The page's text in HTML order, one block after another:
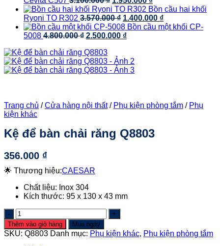
3.580.000 ₫.là:
2.506.000 ₫.
gốc
là:
3.100.000 ₫.
hiện
tại
là:
Bồn cầu hai khối
Ryoni TO R302 3.570.000₫ Giá
gốc
là:
1.400.000 ₫Giá
hiện
Bồn cầu một khối CP-
5008 4.800.000₫ Giá
là:
4.800.000 ₫.
2.500.000 ₫Giá
là:
2.500.000 ₫.
Trang chủ / Cửa hàng nội thất / Phụ kiện phòng tắm / Phụ
kiện khác
Kệ để bàn chải răng Q8803
356.000 ₫
🌟 Thương hiệu:CAESAR
Chất liệu: Inox 304
Kích thước: 95 x 130 x 43 mm
Kệ
để
bàn
chải
Thêm vào giỏ hàng Mua ngay
SKU: Q8803 Danh mục: Phụ kiện khác, Phụ kiện phòng tắm